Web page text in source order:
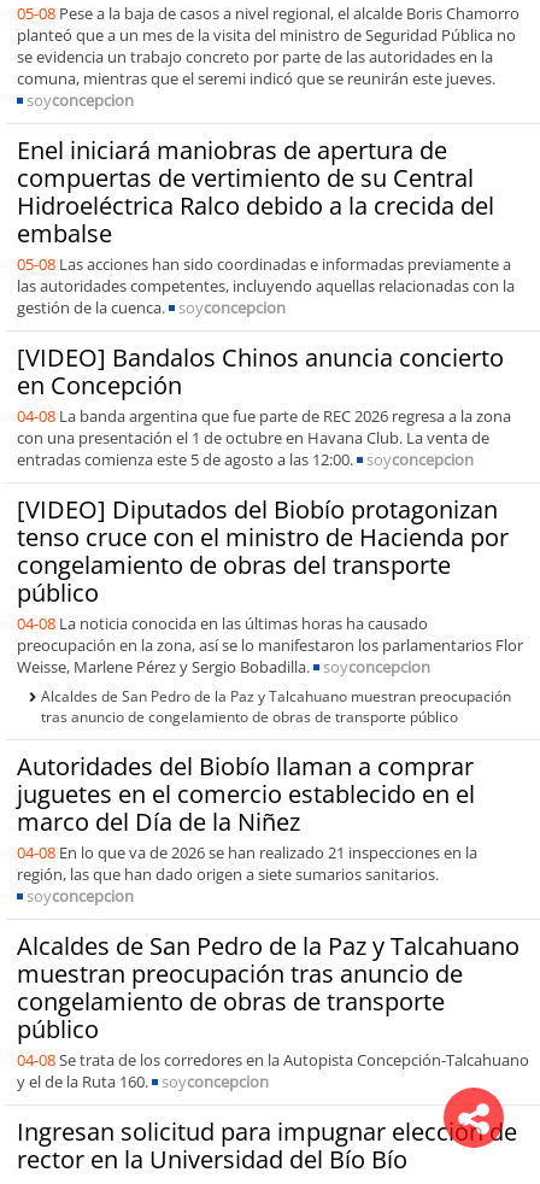
05-08 Pese a la baja de casos a nivel regional, el alcalde Boris Chamorro
planteó que a un mes de la visita del ministro de Seguridad Pública no
se evidencia un trabajo concreto por parte de las autoridades en la
comuna, mientras que el seremi indicó que se reunirán este jueves.
soyconcepcion
Enel iniciará maniobras de apertura de
compuertas de vertimiento de su Central
Hidroeléctrica Ralco debido a la crecida del
embalse
05-08 Las acciones han sido coordinadas e informadas previamente a
las autoridades competentes, incluyendo aquellas relacionadas con la
gestión de la cuenca.
soyconcepcion
[VIDEO] Bandalos Chinos anuncia concierto
en Concepción
04-08 La banda argentina que fue parte de REC 2026 regresa a la zona
con una presentación el 1 de octubre en Havana Club. La venta de
entradas comienza este 5 de agosto a las 12:00.
soyconcepcion
[VIDEO] Diputados del Biobío protagonizan
tenso cruce con el ministro de Hacienda por
congelamiento de obras del transporte
público
04-08 La noticia conocida en las últimas horas ha causado
preocupación en la zona, así se lo manifestaron los parlamentarios Flor
Weisse, Marlene Pérez y Sergio Bobadilla.
soyconcepcion
Alcaldes de San Pedro de la Paz y Talcahuano muestran preocupación
tras anuncio de congelamiento de obras de transporte público
Autoridades del Biobío llaman a comprar
juguetes en el comercio establecido en el
marco del Día de la Niñez
04-08 En lo que va de 2026 se han realizado 21 inspecciones en la
región, las que han dado origen a siete sumarios sanitarios.
soyconcepcion
Alcaldes de San Pedro de la Paz y Talcahuano
muestran preocupación tras anuncio de
congelamiento de obras de transporte
público
04-08Se trata de los corredores en la Autopista Concepción-Talcahuano
y el de la Ruta 160.
soyconcepcion
Ingresan solicitud para impugnar elección de
rector en la Universidad del Bío Bío